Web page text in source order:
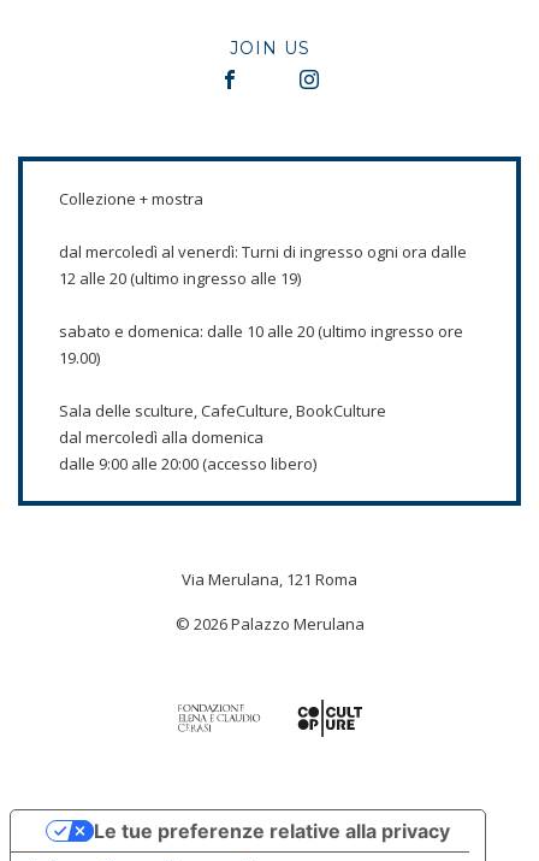
JOIN US
Collezione + mostra
dal mercoledì al venerdì: Turni di ingresso ogni ora dalle
12 alle 20 (ultimo ingresso alle 19)
sabato e domenica: dalle 10 alle 20 (ultimo ingresso ore
19.00)
Sala delle sculture, CafeCulture, BookCulture
dal mercoledì alla domenica
dalle 9:00 alle 20:00 (accesso libero)
Via Merulana, 121 Roma
© 2026 Palazzo Merulana
Le tue preferenze relative alla privacy